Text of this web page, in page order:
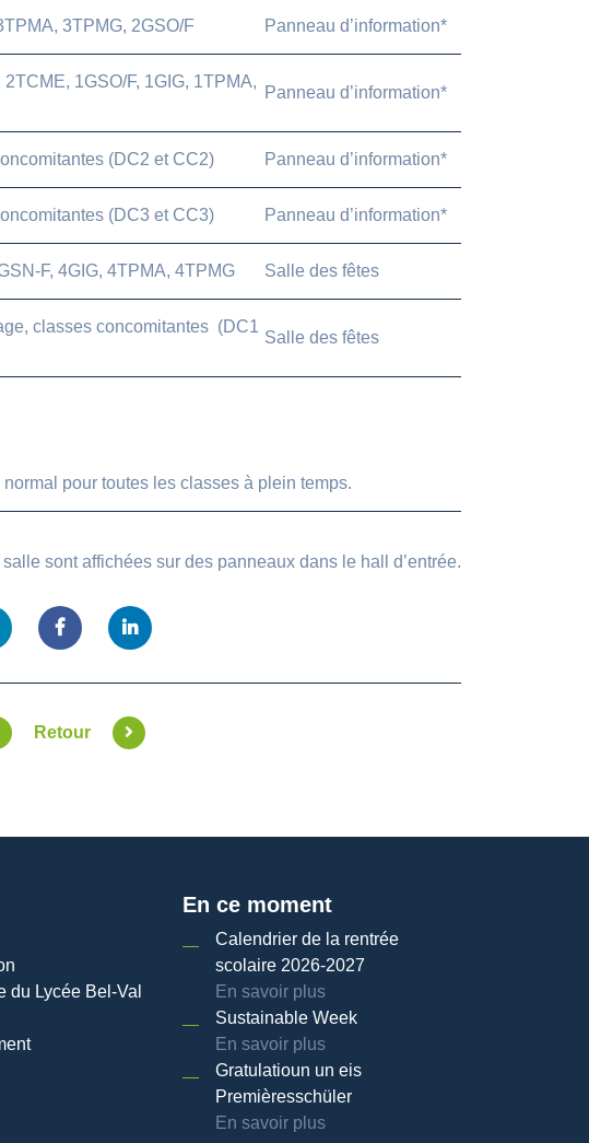
3TPMG, 2GSO/F Panneau d’information*
1GSO/F, 1GIG, 1TPMA,
Panneau d’information*
(DC2 et CC2) Panneau d’information*
(DC3 et CC3) Panneau d’information*
F, 4GIG, 4TPMA, 4TPMG Salle des fêtes
classes concomitantes (DC1
Salle des fêtes
normal pour toutes les classes à plein temps.
sont affichées sur des panneaux dans le hall d’entrée.
Retour
du Lycée Bel-Val
En ce moment
Calendrier de la rentrée
scolaire 2026-2027
En savoir plus
Sustainable Week
En savoir plus
Gratulatioun un eis
Premièresschüler
En savoir plus